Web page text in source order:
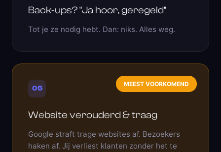
Back-ups? "Ja hoor, geregeld"
Tot je ze nodig hebt. Dan: niks. Alles weg.
05
Website verouderd & traag
Google straft trage websites af. Bezoekers
haken af. Jij verliest klanten zonder het te
MEEST VOORKOMEND